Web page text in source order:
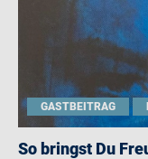
GASTBEITRAG
So bringst Du